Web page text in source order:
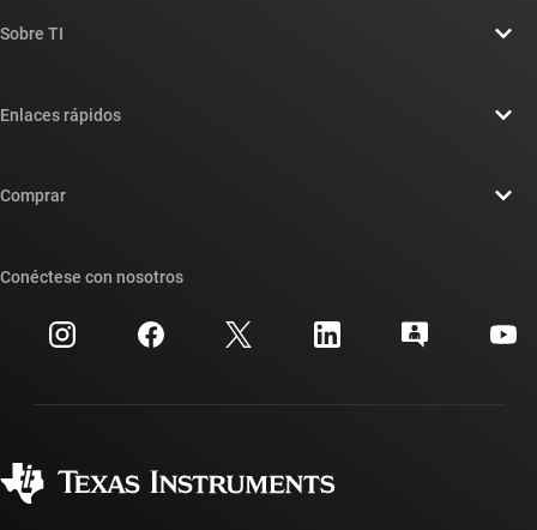
Sobre TI
Sala de redacción
Relaciones con los inversionistas
Fabricación
Enlaces rápidos
Búsqueda de referencias cruzadas
Centro de atención al cliente
Preguntas frecuentes sobre la cuenta myTI
Comprar
Preguntas frecuentes sobre pedidos
Conéctese con nosotros